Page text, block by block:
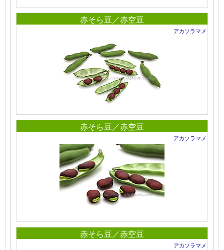
赤そら豆／赤空豆
アカソラマメ
赤そら豆／赤空豆
アカソラマメ
赤そら豆／赤空豆
アカソラマメ